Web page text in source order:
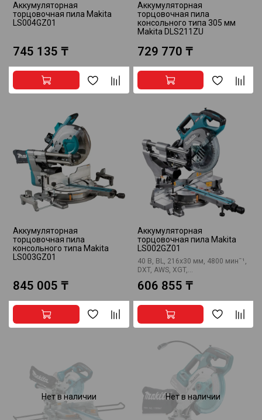
Аккумуляторная
торцовочная пила Makita
LS004GZ01
745 135 ₸
Аккумуляторная
торцовочная пила
консольного типа 305 мм
Makita DLS211ZU
729 770 ₸
Аккумуляторная
торцовочная пила
консольного типа Makita
LS003GZ01
845 005 ₸
Аккумуляторная
торцовочная пила Makita
LS002GZ01
40 В, BL, 216х30 мм, 4800 минˉ¹,
DXT, AWS, XGT,...
606 855 ₸
Нет в наличии Нет в наличии